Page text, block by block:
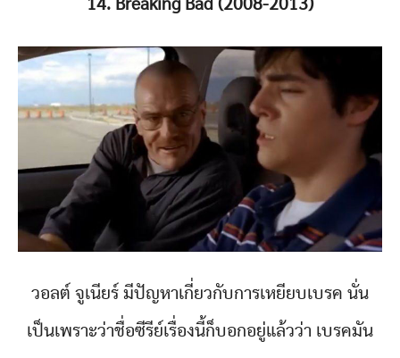
14. Breaking Bad (2008-2013)
วอลต์ จูเนียร์ มีปัญหาเกี่ยวกับการเหยียบเบรค นั่น
เป็นเพราะว่าชื่อซีรีย์เรื่องนี้ก็บอกอยู่แล้วว่า เบรคมัน